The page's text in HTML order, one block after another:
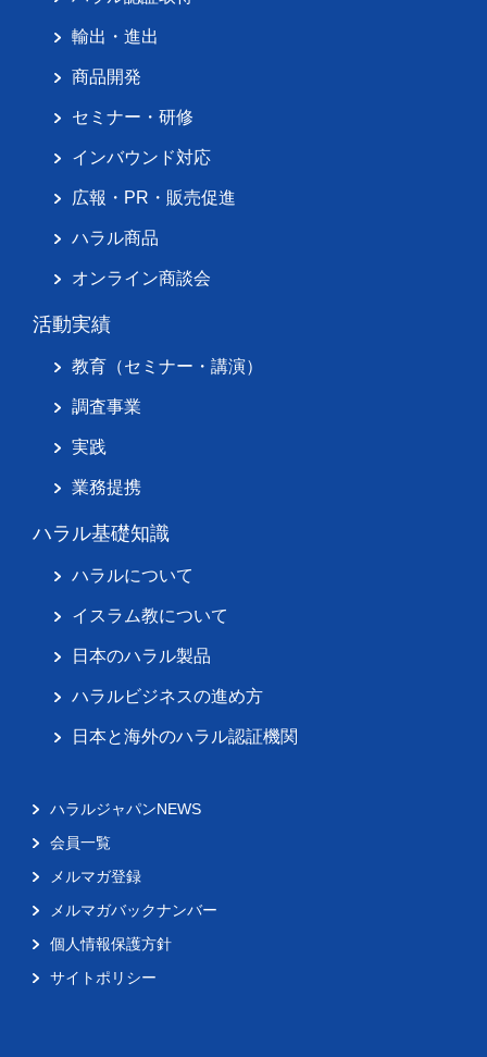
輸出・進出
商品開発
セミナー・研修
インバウンド対応
広報・PR・販売促進
ハラル商品
オンライン商談会
活動実績
教育（セミナー・講演）
調査事業
実践
業務提携
ハラル基礎知識
ハラルについて
イスラム教について
日本のハラル製品
ハラルビジネスの進め方
日本と海外のハラル認証機関
ハラルジャパンNEWS
会員一覧
メルマガ登録
メルマガバックナンバー
個人情報保護方針
サイトポリシー